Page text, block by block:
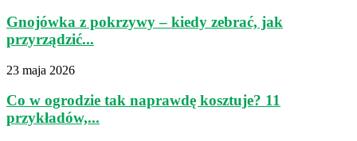
Gnojówka z pokrzywy – kiedy zebrać, jak
przyrządzić...
23 maja 2026
Co w ogrodzie tak naprawdę kosztuje? 11
przykładów,...